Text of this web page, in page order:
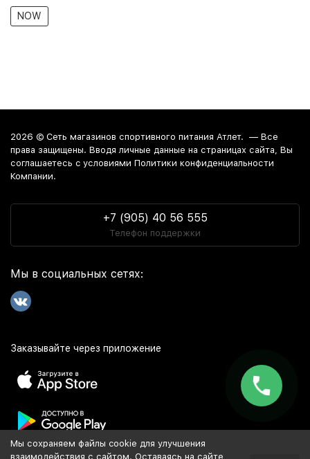
NOW
2026 © Сеть магазинов спортивного питания Атлет. — Все
права защищены. Вводя личные данные на страницах сайта, Вы
соглашаетесь c условиями Политики конфиденциальности
Компании.
+7 (905) 40 56 555
Телефон поддержки
Мы в социальных сетях:
Заказывайте через приложение
Популярное
Мы сохраняем файлы cookie для улучшения
взаимодействия с сайтом. Оставаясь на сайте,